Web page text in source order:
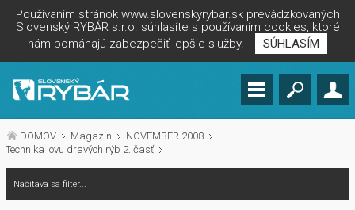
Používaním stránok www.slovenskyrybar.sk prevádzkovaných
Slovenský RYBÁR s.r.o. súhlasíte s používaním cookies, ktoré
nám pomáhajú zabezpečiť lepšie služby.
SÚHLASÍM
DOMOV Magazín
NOVEMBER 2008
Technika lovu dravých rýb 2. časť
Načítava sa filter...